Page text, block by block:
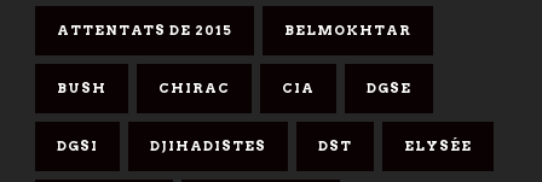
ATTENTATS DE 2015 BELMOKHTAR
BUSH CHIRAC CIA DGSE
DGSI DJIHADISTES DST ELYSÉE